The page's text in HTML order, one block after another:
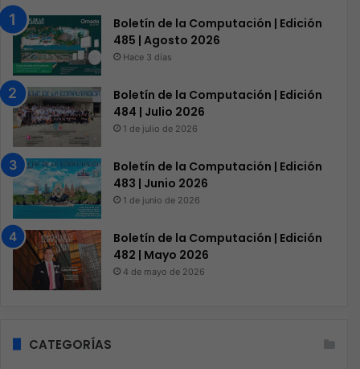
Boletín de la Computación | Edición
485 | Agosto 2026
Hace 3 días
Boletín de la Computación | Edición
484 | Julio 2026
1 de julio de 2026
Boletín de la Computación | Edición
483 | Junio 2026
1 de junio de 2026
Boletín de la Computación | Edición
482 | Mayo 2026
4 de mayo de 2026
CATEGORÍAS